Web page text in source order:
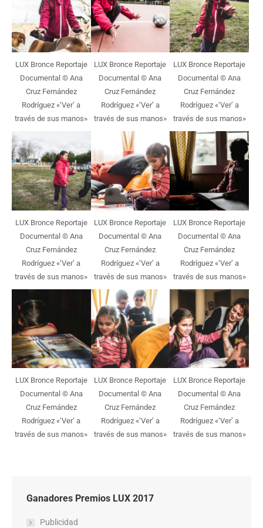
LUX Bronce Reportaje
Documental © Ana
Cruz Fernández
Rodríguez «‘Ver’ a
través de sus manos»
LUX Bronce Reportaje
Documental © Ana
Cruz Fernández
Rodríguez «‘Ver’ a
través de sus manos»
LUX Bronce Reportaje
Documental © Ana
Cruz Fernández
Rodríguez «‘Ver’ a
través de sus manos»
LUX Bronce Reportaje
Documental © Ana
Cruz Fernández
Rodríguez «‘Ver’ a
través de sus manos»
LUX Bronce Reportaje
Documental © Ana
Cruz Fernández
Rodríguez «‘Ver’ a
través de sus manos»
LUX Bronce Reportaje
Documental © Ana
Cruz Fernández
Rodríguez «‘Ver’ a
través de sus manos»
LUX Bronce Reportaje
Documental © Ana
Cruz Fernández
Rodríguez «‘Ver’ a
través de sus manos»
LUX Bronce Reportaje
Documental © Ana
Cruz Fernández
Rodríguez «‘Ver’ a
través de sus manos»
LUX Bronce Reportaje
Documental © Ana
Cruz Fernández
Rodríguez «‘Ver’ a
través de sus manos»
Ganadores Premios LUX 2017
Publicidad